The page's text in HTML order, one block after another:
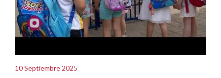
10 Septiembre 2025